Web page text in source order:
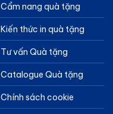
Cẩm nang quà tặng
Kiến thức in quà tặng
Tư vấn Quà tặng
Catalogue Quà tặng
Chính sách cookie